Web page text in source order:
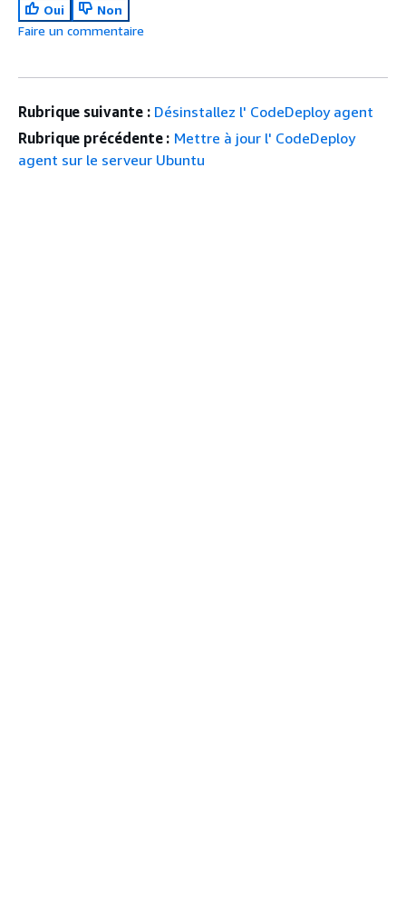
Oui
Non
Faire un commentaire
Rubrique suivante : Désinstallez l' CodeDeploy agent
Rubrique précédente : Mettre à jour l' CodeDeploy
agent sur le serveur Ubuntu